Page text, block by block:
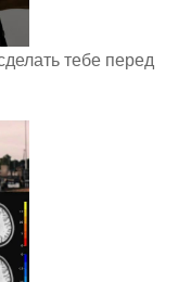
тебе перед